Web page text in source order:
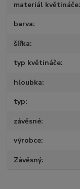
materiál květináče
barva
šířka
typ květináče
hloubka
typ
závěsné
výrobce
Závěsný